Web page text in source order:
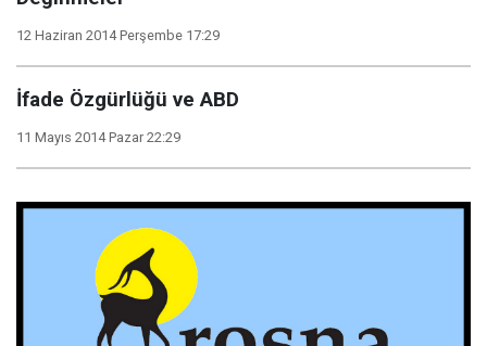
12 Haziran 2014 Perşembe 17:29
İfade Özgürlüğü ve ABD
11 Mayıs 2014 Pazar 22:29